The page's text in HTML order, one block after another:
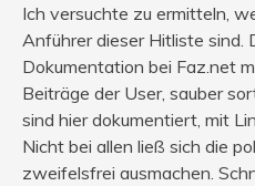
Ich versuchte zu ermitteln,
Anführer dieser Hitliste sind.
Dokumentation bei Faz.net
Beiträge der User, sauber
sind hier dokumentiert, mit
Nicht bei allen ließ sich die
zweifelsfrei ausmachen.